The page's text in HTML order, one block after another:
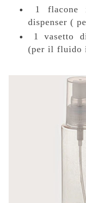
1 flacone
dispenser (
1 vasetto
(per il fluido